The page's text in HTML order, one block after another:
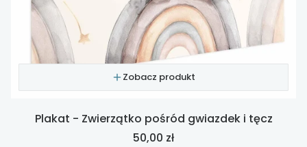
Zobacz produkt
Plakat - Zwierzątko pośród gwiazdek i tęcz
Cena
50,00 zł